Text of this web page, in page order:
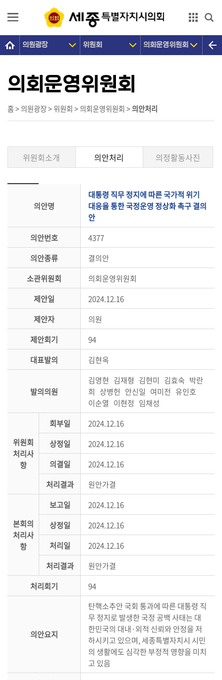
의
개
의
원
장
의
시
참
소
마
의
소
동
용
내
의원광장 위원회 의회운영위원회
홈 > 의원광장 > 위원회 > 의회운영위원회 >의안처리
의회운영위원회
위원회소개 의안처리 의정활동사진
의안명
대통령 직무 정지에 따른 국가적 위기
대응을 통한 국정운영 정상화 촉구 결의
안
의안번호
4377
의안종류
결의안
소관위원회
의회운영위원회
제안일
2024.12.16
제안자
의원
제안회기
94
대표발의
김현옥
발의의원
김영현 김재형 김현미 김효숙 박란
희 상병헌 안신일 여미전 유인호
이순열 이현정 임채성
위원회
처리사
항
회부일
2024.12.16
상정일
2024.12.16
의결일
2024.12.16
처리결과
원안가결
본회의
처리사
항
보고일
2024.12.16
상정일
2024.12.16
처리일
2024.12.16
처리결과
원안가결
처리회기
94
의안요지
탄핵소추안 국회 통과에 따른 대통령 직
무 정지로 발생한 국정 공백 사태는 대
한민국의 대내·외적 신뢰와 안정을 저
하시키고 있으며, 세종특별자치시 시민
의 생활에도 심각한 부정적 영향을 미치
고 있음